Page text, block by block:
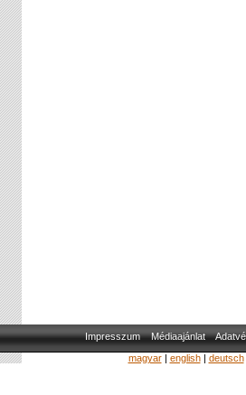
Impresszum Médiaajánlat
magyar| english| deutsch